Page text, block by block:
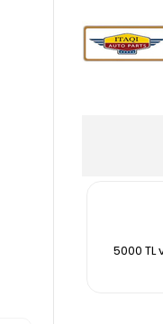
5000 TL